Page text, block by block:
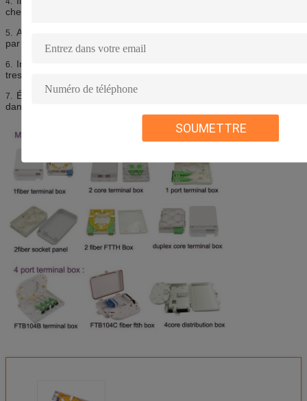
SOUMETTRE
cheminement et droit-cheminement.
5. Avances extérieures de câble de fibre dans le plateau de fibre
par le débouché de câble du plateau comme image 9/10.
6. Installant l'adaptateur, insérant la prise de tresse, prenant le
tresse dans le plateau d'épissure.
7. Épissure selon habituel, et alors mis le tube protecteur d'épissure
dans la fente de plateau.